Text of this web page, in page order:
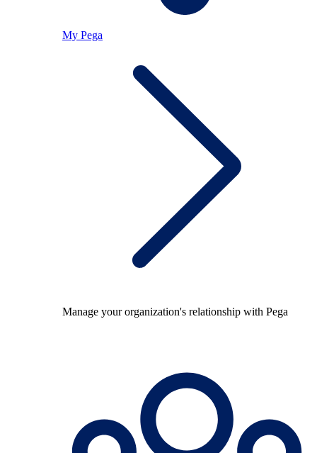
My Pega
Manage your organization's relationship with Pega